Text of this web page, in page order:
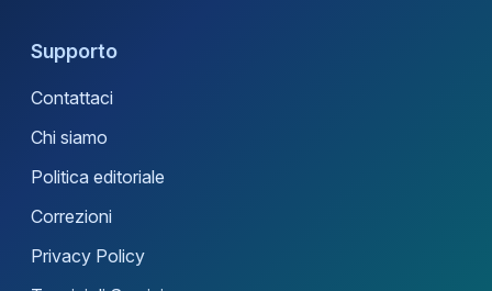
Supporto
Contattaci
Chi siamo
Politica editoriale
Correzioni
Privacy Policy